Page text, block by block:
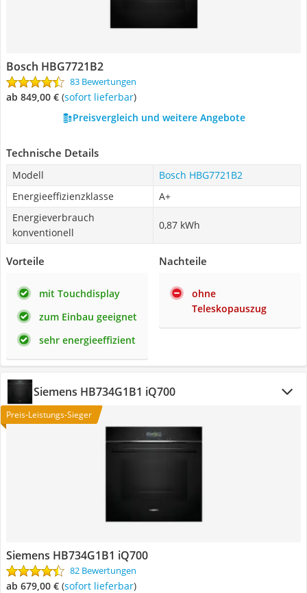
Bosch HBG7721B2
83 Bewertungen
ab 849,00 € ( Sofort lieferbar)
Preisvergleich und weitere Angebote
Technische Details
Modell
Bosch HBG7721B2
Energieeffizienzklasse
A+
Energieverbrauch
konventionell
0,87 kWh
Vorteile
mit Touchdisplay
zum Einbau geeignet
sehr energieeffizient
Nachteile
ohne
Teleskopauszug
Siemens HB734G1B1 iQ700
Preis-Leistungs-Sieger
Siemens HB734G1B1 iQ700
82 Bewertungen
ab 679,00 € ( Sofort lieferbar)